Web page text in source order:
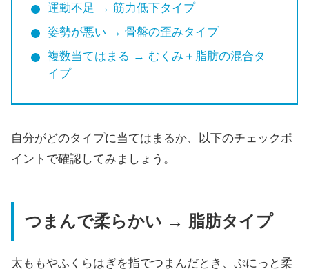
運動不足 → 筋力低下タイプ
姿勢が悪い → 骨盤の歪みタイプ
複数当てはまる → むくみ＋脂肪の混合タ
イプ
自分がどのタイプに当てはまるか、以下のチェックポ
イントで確認してみましょう。
つまんで柔らかい → 脂肪タイプ
太ももやふくらはぎを指でつまんだとき、ぷにっと柔